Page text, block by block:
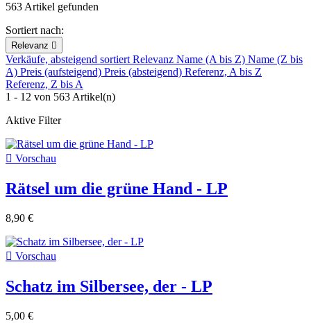
563 Artikel gefunden
Sortiert nach:
Relevanz 
Verkäufe, absteigend sortiert Relevanz Name (A bis Z) Name (Z bis
A) Preis (aufsteigend) Preis (absteigend) Referenz, A bis Z
Referenz, Z bis A
1 - 12 von 563 Artikel(n)
Aktive Filter
 Vorschau
Rätsel um die grüne Hand - LP
8,90 €
 Vorschau
Schatz im Silbersee, der - LP
5,00 €